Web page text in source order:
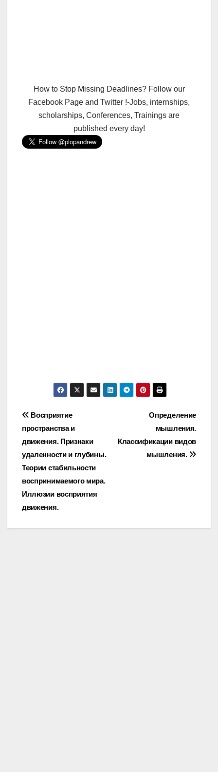
How to Stop Missing Deadlines? Follow our
Facebook Page and Twitter !-Jobs, internships,
scholarships, Conferences, Trainings are
published every day!
Post
navigation
Определение
мышления.
Классификации видов
мышления.
Восприятие
пространства и
движения. Признаки
удаленности и глубины.
Теории стабильности
воспринимаемого мира.
Иллюзии восприятия
движения.